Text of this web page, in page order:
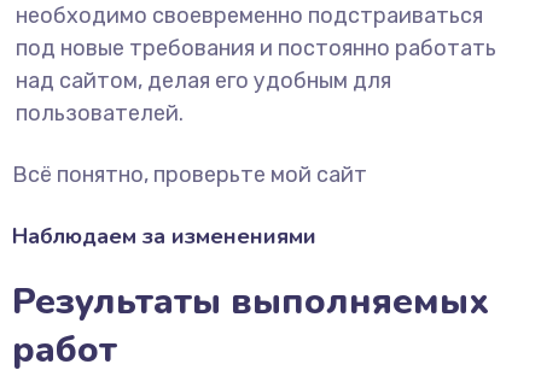
необходимо своевременно подстраиваться
под новые требования и постоянно работать
над сайтом, делая его удобным для
пользователей.
Всё понятно, проверьте мой сайт
Наблюдаем за изменениями
Результаты выполняемых
работ